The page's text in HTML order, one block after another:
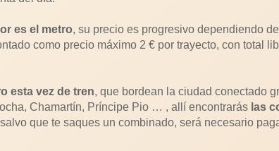
es el metro, su precio es progresivo dependiendo
como precio máximo 2 € por trayecto, con total
esta vez de tren, que bordean la ciudad conectado
Chamartín, Príncipe Pio … , allí encontrarás las
que te saques un combinado, será necesario